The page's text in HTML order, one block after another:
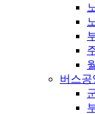
버스공